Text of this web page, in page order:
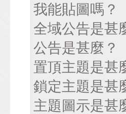
我能貼圖嗎？
全域公告是甚
公告是甚麼？
置頂主題是甚
鎖定主題是甚
主題圖示是甚